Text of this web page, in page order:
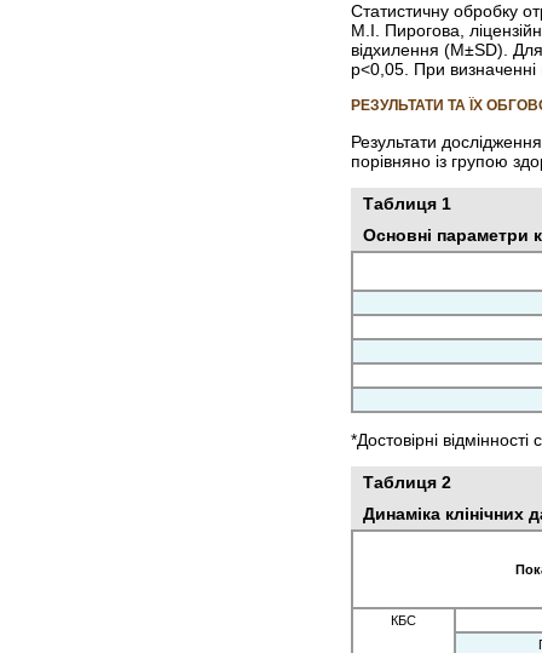
Статистичну обробку
М.І. Пирогова,
відхилення (M±SD).
р<0,05. При
РЕЗУЛЬТАТИ ТА ЇХ
Результати
порівняно із групою
Таблиця 1
Основні параметри
*Достовірні
Таблиця 2
Динаміка клінічних
КБС